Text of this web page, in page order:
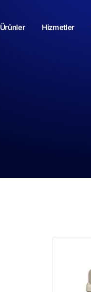
Ürünler Hizmetler